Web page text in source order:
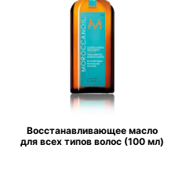
Восстанавливающее масло
для всех типов волос (100 мл)